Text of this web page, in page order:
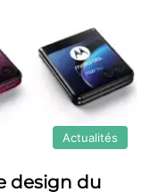
Actualités
design du